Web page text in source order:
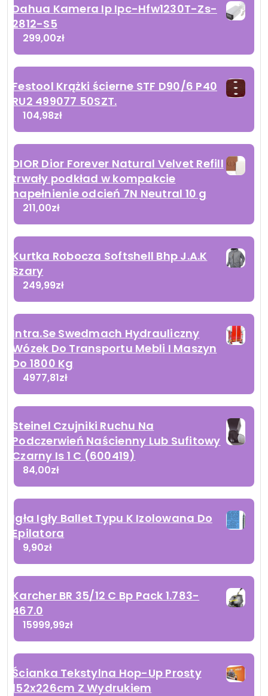
Dahua Kamera Ip Ipc-Hfw1230T-Zs-
2812-S5
299,00zł
Festool Krążki ścierne STF D90/6 P40
RU2 499077 50SZT.
104,98zł
DIOR Dior Forever Natural Velvet Refill
trwały podkład w kompakcie
napełnienie odcień 7N Neutral 10 g
211,00zł
Kurtka Robocza Softshell Bhp J.A.K
Szary
249,99zł
Intra.Se Swedmach Hydrauliczny
Wózek Do Transportu Mebli I Maszyn
Do 1800 Kg
4977,81zł
Steinel Czujniki Ruchu Na
Podczerwień Naścienny Lub Sufitowy
Czarny Is 1 C (600419)
84,00zł
Igła Igły Ballet Typu K Izolowana Do
Epilatora
9,90zł
Karcher BR 35/12 C Bp Pack 1.783-
467.0
15999,99zł
Ścianka Tekstylna Hop-Up Prosty
152x226cm Z Wydrukiem